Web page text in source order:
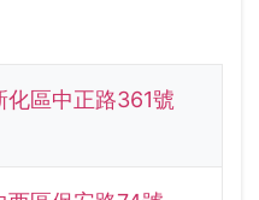
化區中正路361號